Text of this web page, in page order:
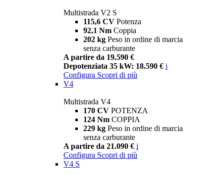
Multistrada V2 S
115,6 CV Potenza
92,1 Nm Coppia
202 kg Peso in ordine di marcia
senza carburante
A partire da 19.590 €
Depotenziata 35 kW: 18.590 € i
Configura Scopri di più
V4
Multistrada V4
170 CV POTENZA
124 Nm COPPIA
229 kg Peso in ordine di marcia
senza carburante
A partire da 21.090 € i
Configura Scopri di più
V4 S